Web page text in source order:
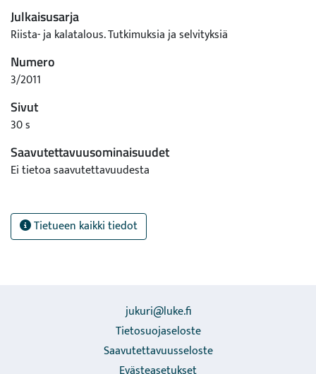
Julkaisusarja
Riista- ja kalatalous. Tutkimuksia ja selvityksiä
Numero
3/2011
Sivut
30 s
Saavutettavuusominaisuudet
Ei tietoa saavutettavuudesta
Tietueen kaikki tiedot
jukuri@luke.fi
Tietosuojaseloste
Saavutettavuusseloste